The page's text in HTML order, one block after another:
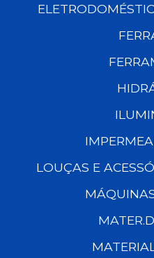
LOUÇAS E